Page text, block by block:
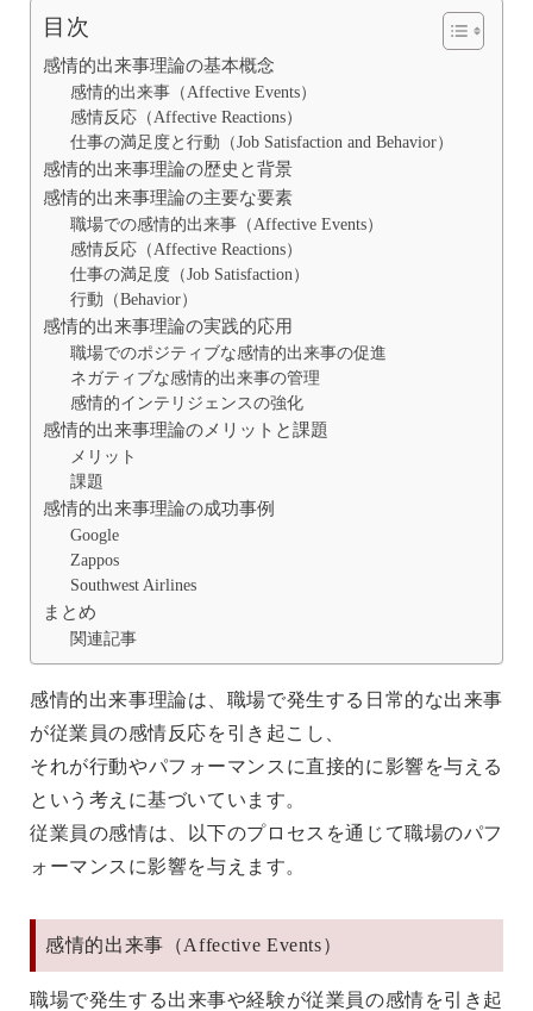
目次
感情的出来事理論の基本概念
感情的出来事（Affective Events）
感情反応（Affective Reactions）
仕事の満足度と行動（Job Satisfaction and Behavior）
感情的出来事理論の歴史と背景
感情的出来事理論の主要な要素
職場での感情的出来事（Affective Events）
感情反応（Affective Reactions）
仕事の満足度（Job Satisfaction）
行動（Behavior）
感情的出来事理論の実践的応用
職場でのポジティブな感情的出来事の促進
ネガティブな感情的出来事の管理
感情的インテリジェンスの強化
感情的出来事理論のメリットと課題
メリット
課題
感情的出来事理論の成功事例
Google
Zappos
Southwest Airlines
まとめ
関連記事
感情的出来事理論は、職場で発生する日常的な出来事
が従業員の感情反応を引き起こし、
それが行動やパフォーマンスに直接的に影響を与える
という考えに基づいています。
従業員の感情は、以下のプロセスを通じて職場のパフ
ォーマンスに影響を与えます。
感情的出来事（Affective Events）
職場で発生する出来事や経験が従業員の感情を引き起